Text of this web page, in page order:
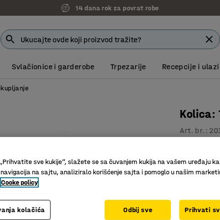
14 dana rok za povrat robe
Svlačionice i garderobe Trpezarije Recepcije i ulazi
Kolica:
Art. br. :
Za
Dimenzije
(mm)
sve kukije“, slažete se sa čuvanjem kukija na vašem uređaju
na sajtu, analiziralo korišćenje sajta i pomoglo u našim
Cooke policy
kolačića Odbij sve Prihvati